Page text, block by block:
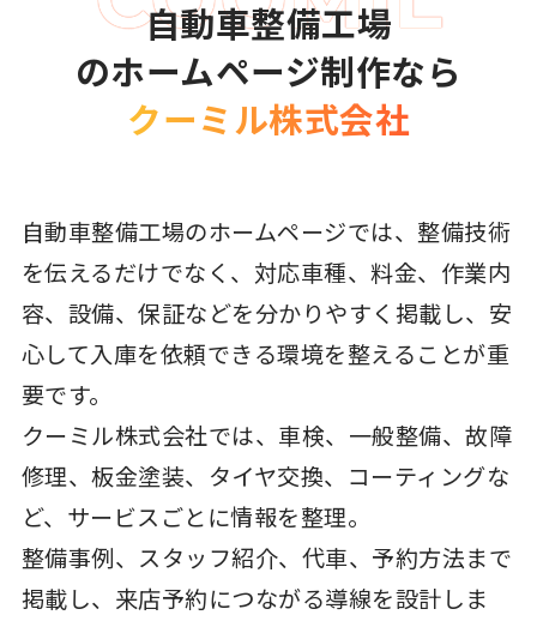
自動車整備工場
のホームページ制作なら
クーミル株式会社
自動車整備工場のホームページでは、整備技術
を伝えるだけでなく、対応車種、料金、作業内
容、設備、保証などを分かりやすく掲載し、安
心して入庫を依頼できる環境を整えることが重
要です。
クーミル株式会社では、車検、一般整備、故障
修理、板金塗装、タイヤ交換、コーティングな
ど、サービスごとに情報を整理。
整備事例、スタッフ紹介、代車、予約方法まで
掲載し、来店予約につながる導線を設計しま